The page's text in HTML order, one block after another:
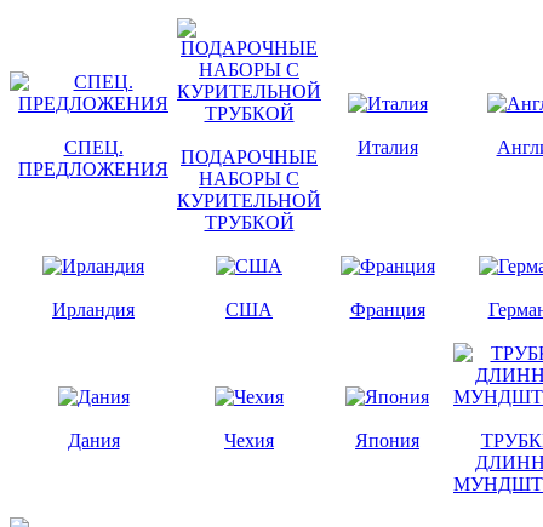
СПЕЦ.
ПРЕДЛОЖЕНИЯ
ПОДАРОЧНЫЕ
НАБОРЫ С
КУРИТЕЛЬНОЙ
ТРУБКОЙ
Италия
Ирландия США Франция
Дания Чехия Япония